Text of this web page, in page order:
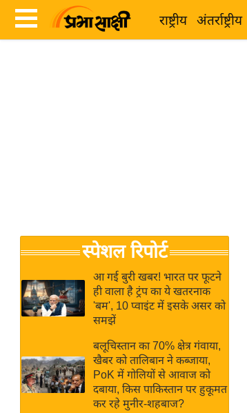
राष्ट्रीय अंतर्राष्ट्रीय
Breaking
News in
Hindi
Hindi
Hindi
Videos
जगत
राय
बजट
क्रिकेट
IPL
2026
स्पेशल रिपोर्ट
आ गई बुरी खबर! भारत पर फूटने
ही वाला है ट्रंप का ये खतरनाक
'बम', 10 प्वाइंट में इसके असर को
समझें
बलूचिस्तान का 70% क्षेत्र गंवाया,
खैबर को तालिबान ने कब्जाया,
PoK में गोलियों से आवाज को
दबाया, किस पाकिस्तान पर हुकूमत
कर रहे मुनीर-शहबाज?